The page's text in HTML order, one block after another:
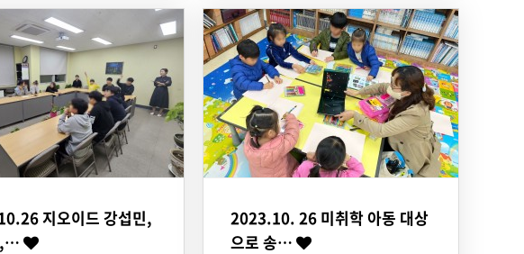
지오이드 강섭민,
,…
2023.10. 26 미취학 아동 대상
으로 송…